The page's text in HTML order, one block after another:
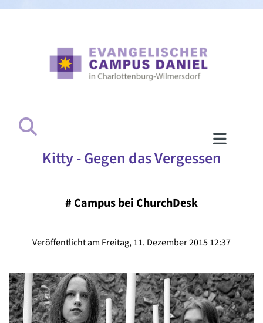
Kitty - Gegen das Vergessen
# Campus bei ChurchDesk
Veröffentlicht am Freitag, 11. Dezember 2015 12:37